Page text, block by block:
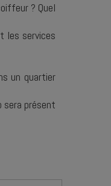
? Quel
les services
un quartier
sera présent